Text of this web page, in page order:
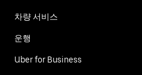
차량 서비스
운행
Uber for Business